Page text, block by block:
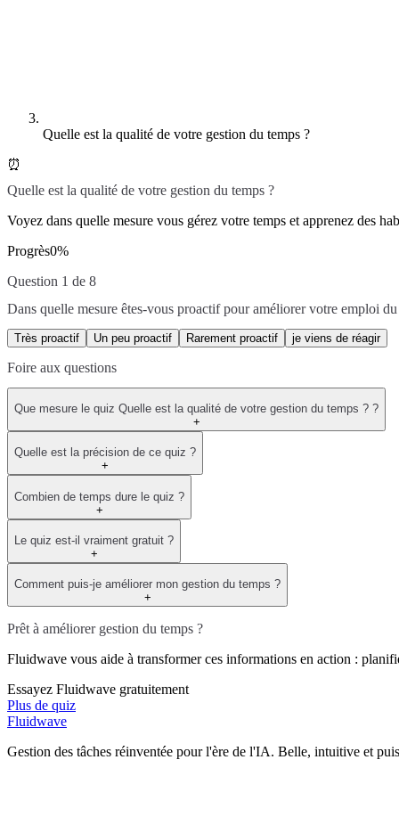
Quelle est la qualité de votre gestion du temps ?
⏰
Quelle est la qualité de votre gestion du temps ?
Voyez dans quelle mesure vous gérez votre temps et apprenez des
Progrès0%
Question 1 de 8
Dans quelle mesure êtes-vous proactif pour améliorer votre emploi du
Très proactif Un peu proactif Rarement proactif je viens de réagir
Foire aux questions
Que mesure le quiz Quelle est la qualité de votre gestion du temps ? ?
+
Quelle est la précision de ce quiz ?
+
Combien de temps dure le quiz ?
+
Le quiz est-il vraiment gratuit ?
+
Comment puis-je améliorer mon gestion du temps ?
+
Prêt à améliorer gestion du temps ?
Fluidwave vous aide à transformer ces informations en action :
Essayez Fluidwave gratuitement
Plus de quiz
Fluidwave
Gestion des tâches réinventée pour l'ère de l'IA. Belle, intuitive et